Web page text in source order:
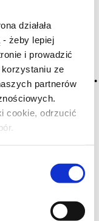
działała
- żeby lepiej
i prowadzić
korzystaniu ze
partnerów
cookie, odrzucić
lat?
nez du
właściwości
najistotniejszym,
niezwykle